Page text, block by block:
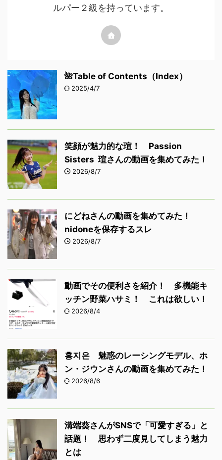
ルパー２級を持っています。
🌺Table of Contents（Index）
2025/4/7
笑顔が魅力的な瑄！ Passion
Sisters 瑄さんの動画を集めてみた！
2026/8/7
にどねさんの動画を集めてみた！
nidoneを保存するスレ
2026/8/7
動画でその便利さを紹介！ 多機能キ
ッチン野菜ハサミ！ これは欲しい！
2026/8/4
홍지은 魅惑のレーシングモデル、ホ
ン・ジウンさんの動画を集めてみた！
2026/8/6
溝端葵さんがSNSで「可愛すぎる」と
話題！ 思わず二度見してしまう魅力
とは